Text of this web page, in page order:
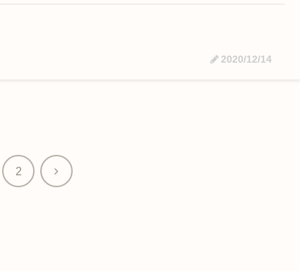
2020/12/14
2 次